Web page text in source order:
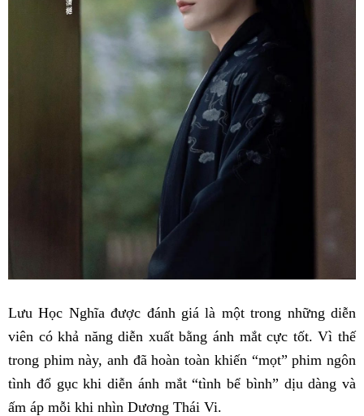
Lưu Học Nghĩa được đánh giá là một trong những diễn
viên có khả năng diễn xuất bằng ánh mắt cực tốt. Vì thế
trong phim này, anh đã hoàn toàn khiến “mọt” phim ngôn
tình đổ gục khi diễn ánh mắt “tình bể bình” dịu dàng và
ấm áp mỗi khi nhìn Dương Thái Vi.